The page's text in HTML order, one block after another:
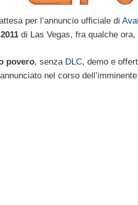
per l’annuncio ufficiale di
di Las Vegas, fra qualche
povero, senza DLC, demo e
nel corso